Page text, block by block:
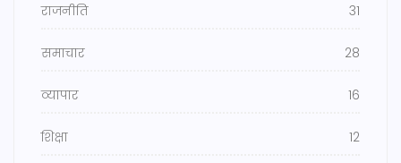
राजनीति 31
समाचार 28
व्यापार 16
शिक्षा 12